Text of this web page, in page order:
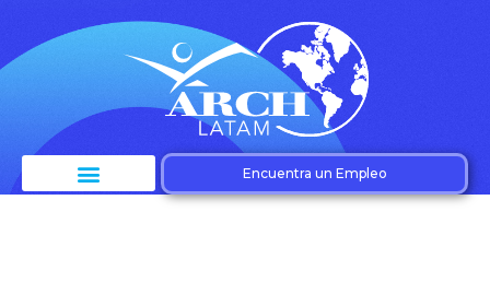
Encuentra un Empleo